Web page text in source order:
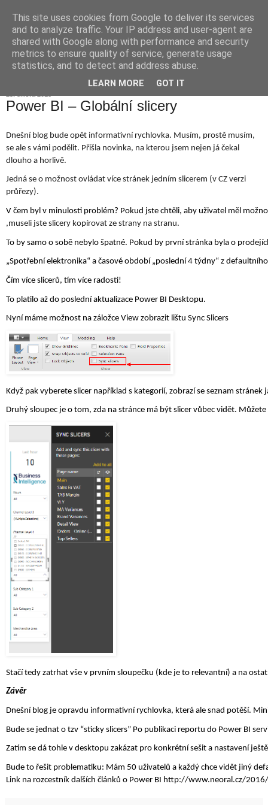
Jiří Neoral
Power BI – Globální slicery
Dnešní blog bude opět informativní rychlovka. Musím, prostě musím,
se ale s vámi podělit. Přišla novinka, na kterou jsem nejen já čekal
dlouho a horlivě.
Jedná se o možnost ovládat více stránek jedním slicerem (v CZ verzi
průřezy).
V čem byl v minulosti problém? Pokud jste chtěli, aby uživatel měl
,museli jste slicery kopírovat ze strany na stranu.
To by samo o sobě nebylo špatné. Pokud by první stránka byla o
„Spotřební elektronika“ a časové období „poslední 4 týdny“ z
Čím více slicerů, tím více radosti!
To platilo až do poslední aktualizace Power BI Desktopu.
Nyní máme možnost na záložce View zobrazit lištu Sync Slicers
Když pak vyberete slicer například s kategorií, zobrazí se seznam
Druhý sloupec je o tom, zda na stránce má být slicer vůbec vidět.
Stačí tedy zatrhat vše v prvním sloupečku (kde je to relevantní) a na
Závěr
Dnešní blog je opravdu informativní rychlovka, která ale snad potěší.
Bude se jednat o tzv “sticky slicers” Po publikaci reportu do Power BI
Zatím se dá tohle v desktopu zakázat pro konkrétní sešit a nastavení
Bude to řešit problematiku: Mám 50 uživatelů a každý chce vidět jiný
Link na rozcestník dalších článků o Power BI http://www.neoral.cz/
This site uses cookies from Google to deliver its services
and to analyze traffic. Your IP address and user-agent are
shared with Google along with performance and security
metrics to ensure quality of service, generate usage
statistics, and to detect and address abuse.
LEARN MORE GOT IT